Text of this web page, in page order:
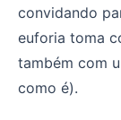
convidando
euforia toma
também com
como é).